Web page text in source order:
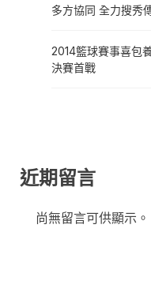
多方協同 全力搜秀
2014籃球賽事喜包
決賽首戰
近期留言
尚無留言可供顯示。